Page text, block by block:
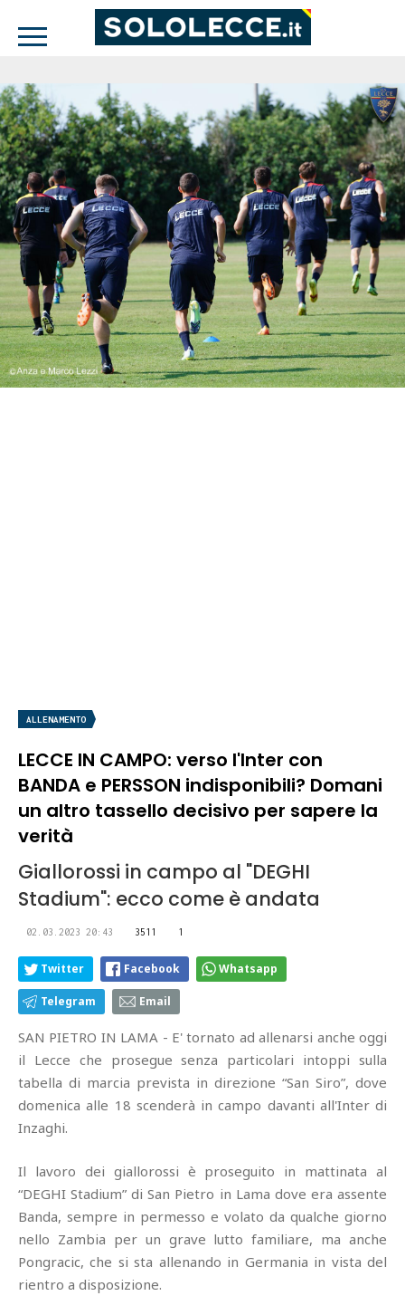
ALLENAMENTO
LECCE IN CAMPO: verso l'Inter con
BANDA e PERSSON indisponibili? Domani
un altro tassello decisivo per sapere la
verità
Giallorossi in campo al "DEGHI
Stadium": ecco come è andata
02.03.2023 20:43 3511 1
Twitter Facebook Whatsapp
Telegram Email
SAN PIETRO IN LAMA - E' tornato ad allenarsi anche oggi
il Lecce che prosegue senza particolari intoppi sulla
tabella di marcia prevista in direzione “San Siro”, dove
domenica alle 18 scenderà in campo davanti all'Inter di
Inzaghi.
Il lavoro dei giallorossi è proseguito in mattinata al
“DEGHI Stadium” di San Pietro in Lama dove era assente
Banda, sempre in permesso e volato da qualche giorno
nello Zambia per un grave lutto familiare, ma anche
Pongracic, che si sta allenando in Germania in vista del
rientro a disposizione.